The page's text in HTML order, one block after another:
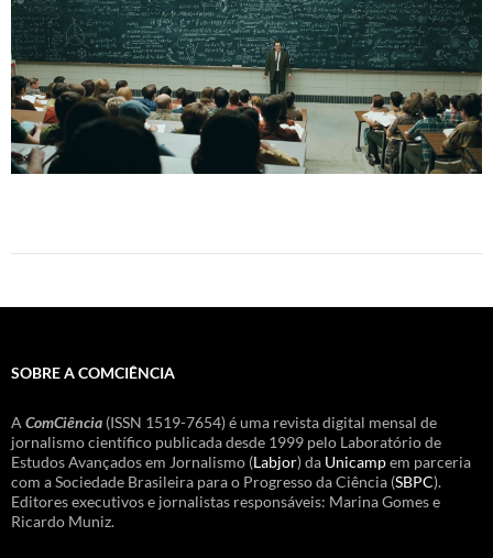
SOBRE A COMCIÊNCIA
A ComCiência (ISSN 1519-7654) é uma revista digital mensal de
jornalismo científico publicada desde 1999 pelo Laboratório de
Estudos Avançados em Jornalismo (Labjor) da Unicampem parceria
com a Sociedade Brasileira para o Progresso da Ciência (SBPC).
Editores executivos e jornalistas responsáveis: Marina Gomes e
Ricardo Muniz.